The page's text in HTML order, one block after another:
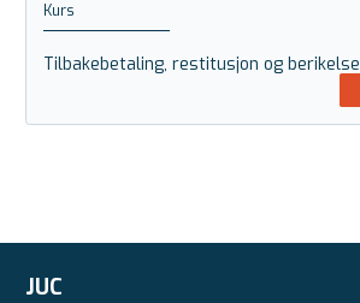
Kurs
Tilbakebetaling, restitusjon og berikelse
JUC